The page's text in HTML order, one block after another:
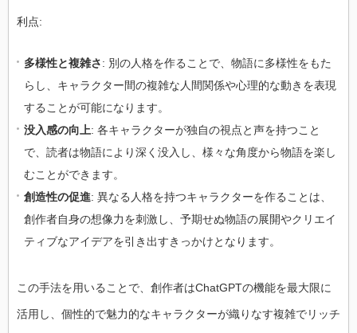
利点:
多様性と複雑さ: 別の人格を作ることで、物語に多様性をもた
らし、キャラクター間の複雑な人間関係や心理的な動きを表現
することが可能になります。
没入感の向上: 各キャラクターが独自の視点と声を持つこと
で、読者は物語により深く没入し、様々な角度から物語を楽し
むことができます。
創造性の促進: 異なる人格を持つキャラクターを作ることは、
創作者自身の想像力を刺激し、予期せぬ物語の展開やクリエイ
ティブなアイデアを引き出すきっかけとなります。
この手法を用いることで、創作者はChatGPTの機能を最大限に
活用し、個性的で魅力的なキャラクターが織りなす複雑でリッチ